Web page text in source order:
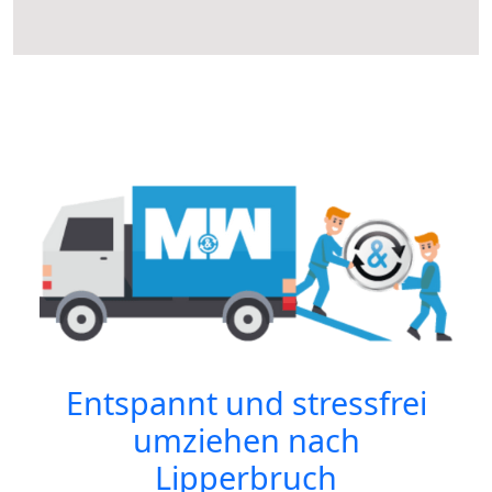
Entspannt und stressfrei
umziehen nach
Lipperbruch